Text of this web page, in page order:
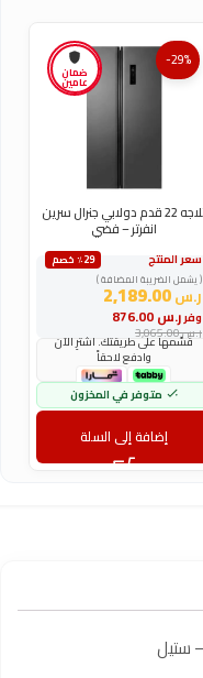
ضمان
عامين
-29%
ثلاجه 22 قدم دولابي جنرال سرين
انفرتر – فضي
سعر المنتج
٪29 خصم
( يشمل الضريبة المضافة )
ر.س2,189.00
وفرر.س
ر.س3,065.00
قسّمها على طريقتك. اشترِ الآن
وادفع لاحقاً
متوفر في المخزون
إضافة إلى السلة